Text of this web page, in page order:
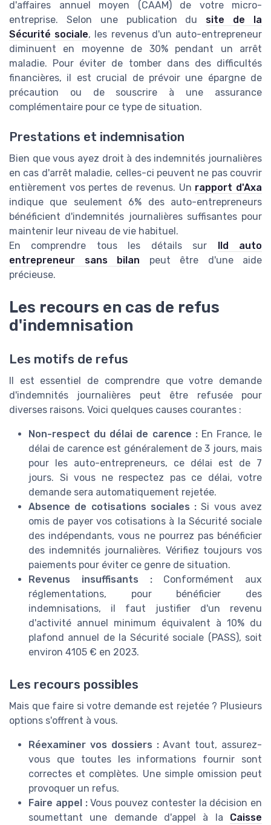
d'affaires annuel moyen (CAAM) de votre micro-
entreprise. Selon une publication du site de la
Sécurité sociale, les revenus d'un auto-entrepreneur
diminuent en moyenne de 30% pendant un arrêt
maladie. Pour éviter de tomber dans des difficultés
financières, il est crucial de prévoir une épargne de
précaution ou de souscrire à une assurance
complémentaire pour ce type de situation.
Prestations et indemnisation
Bien que vous ayez droit à des indemnités journalières
en cas d'arrêt maladie, celles-ci peuvent ne pas couvrir
entièrement vos pertes de revenus. Un rapport d'Axa
indique que seulement 6% des auto-entrepreneurs
bénéficient d'indemnités journalières suffisantes pour
maintenir leur niveau de vie habituel.
En comprendre tous les détails sur lld auto
entrepreneur sans bilan peut être d'une aide
précieuse.
Les recours en cas de refus
d'indemnisation
Les motifs de refus
Il est essentiel de comprendre que votre demande
d'indemnités journalières peut être refusée pour
diverses raisons. Voici quelques causes courantes :
Non-respect du délai de carence :En France, le
délai de carence est généralement de 3 jours, mais
pour les auto-entrepreneurs, ce délai est de 7
jours. Si vous ne respectez pas ce délai, votre
demande sera automatiquement rejetée.
Absence de cotisations sociales : Si vous avez
omis de payer vos cotisations à la Sécurité sociale
des indépendants, vous ne pourrez pas bénéficier
des indemnités journalières. Vérifiez toujours vos
paiements pour éviter ce genre de situation.
Revenus insuffisants :Conformément aux
réglementations, pour bénéficier des
indemnisations, il faut justifier d'un revenu
d'activité annuel minimum équivalent à 10% du
plafond annuel de la Sécurité sociale (PASS), soit
environ 4105 € en 2023.
Les recours possibles
Mais que faire si votre demande est rejetée ? Plusieurs
options s'offrent à vous.
Réexaminer vos dossiers :Avant tout, assurez-
vous que toutes les informations fournir sont
correctes et complètes. Une simple omission peut
provoquer un refus.
Faire appel :Vous pouvez contester la décision en
soumettant une demande d'appel à la Caisse